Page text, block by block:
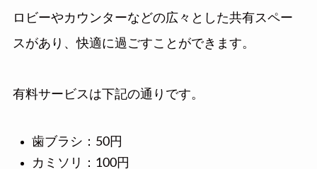
ロビーやカウンターなどの広々とした共有スペー
スがあり、快適に過ごすことができます。
有料サービスは下記の通りです。
歯ブラシ：50円
カミソリ：100円